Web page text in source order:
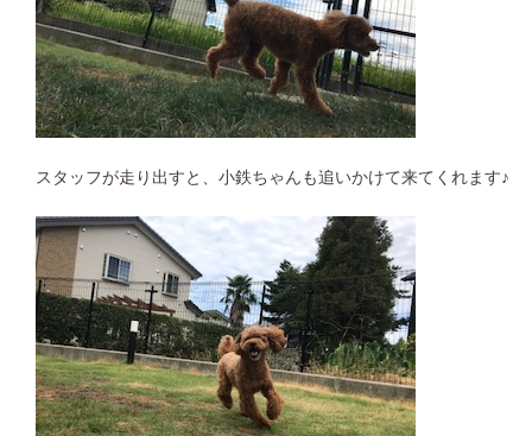
スタッフが走り出すと、小鉄ちゃんも追いかけて来てくれます♪